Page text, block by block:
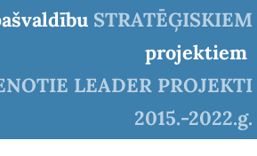
STRATĒĢISKIEM
projektiem
LEADER PROJEKTI
2015.-2022.g.